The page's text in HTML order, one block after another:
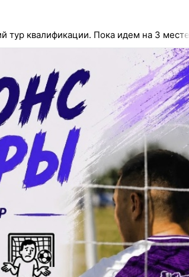
тур квалификации. Пока идем на 3 месте